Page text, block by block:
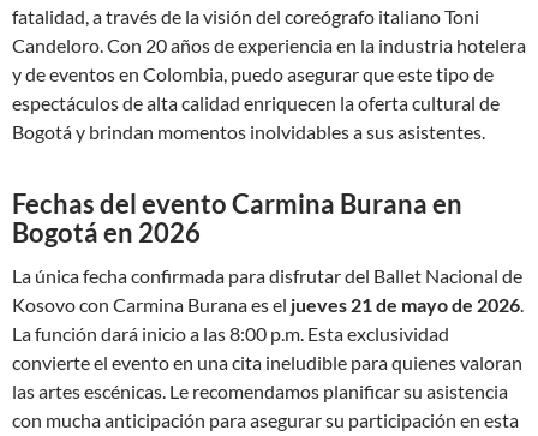
fatalidad, a través de la visión del coreógrafo italiano Toni
Candeloro. Con 20 años de experiencia en la industria hotelera
y de eventos en Colombia, puedo asegurar que este tipo de
espectáculos de alta calidad enriquecen la oferta cultural de
Bogotá y brindan momentos inolvidables a sus asistentes.
Fechas del evento Carmina Burana en
Bogotá en 2026
La única fecha confirmada para disfrutar del Ballet Nacional de
Kosovo con Carmina Burana es el jueves 21 de mayo de 2026.
La función dará inicio a las 8:00 p.m. Esta exclusividad
convierte el evento en una cita ineludible para quienes valoran
las artes escénicas. Le recomendamos planificar su asistencia
con mucha anticipación para asegurar su participación en esta